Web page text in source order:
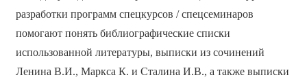
разработки программ спецкурсов / спецсеминаров
помогают понять библиографические списки
использованной литературы, выписки из сочинений
Ленина В.И., Маркса К. и Сталина И.В., а также выписки